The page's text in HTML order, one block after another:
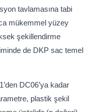
tavlamasına tabi
mükemmel yüzey
şekillendirme
de DKP sac temel
DC06’ya kadar
plastik şekil